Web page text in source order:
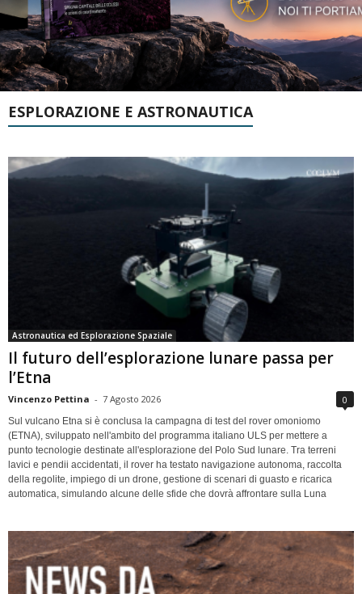
ESPLORAZIONE E ASTRONAUTICA
Astronautica ed Esplorazione Spaziale
Il futuro dell’esplorazione lunare passa per
l’Etna
Vincenzo Pettina - 7 Agosto 2026 0
Sul vulcano Etna si è conclusa la campagna di test del rover omoniomo
(ETNA), sviluppato nell'ambito del programma italiano ULS per mettere a
punto tecnologie destinate all'esplorazione del Polo Sud lunare. Tra terreni
lavici e pendii accidentati, il rover ha testato navigazione autonoma, raccolta
della regolite, impiego di un drone, gestione di scenari di guasto e ricarica
automatica, simulando alcune delle sfide che dovrà affrontare sulla Luna